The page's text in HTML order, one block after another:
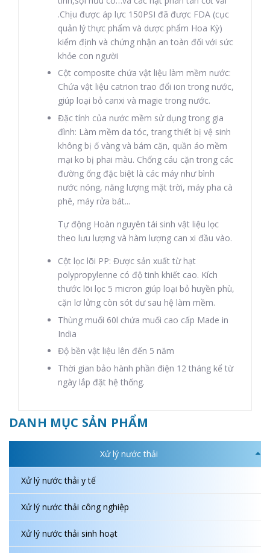
.Chịu được áp lực 150PSI đã được FDA (cục
quản lý thực phẩm và dược phẩm Hoa Kỳ)
kiểm định và chứng nhận an toàn đối với sức
khỏe con người
Cột composite chứa vật liệu làm mềm nước:
Chứa vật liệu catrion trao đổi ion trong nước,
giúp loại bỏ canxi và magie trong nước.
Đặc tính của nước mềm sử dụng trong gia
đình: Làm mềm da tóc, trang thiết bị vệ sinh
không bị ố vàng và bám cặn, quần áo mềm
mại ko bị phai màu. Chống cáu cặn trong các
đường ống đặc biệt là các máy như bình
nước nóng, năng lượng mặt trời, máy pha cà
phê, máy rửa bát...
Tự động Hoàn nguyên tái sinh vật liệu lọc
theo lưu lượng và hàm lượng can xi đầu vào.
Cột lọc lõi PP: Được sản xuất từ hạt
polypropylenne có độ tinh khiết cao. Kích
thước lõi lọc 5 micron giúp loại bỏ huyền phù,
cặn lơ lửng còn sót dư sau hệ làm mềm.
Thùng muối 60l chứa muối cao cấp Made in
India
Độ bền vật liệu lên đến 5 năm
Thời gian bảo hành phần điện 12 tháng kể từ
ngày lắp đặt hệ thống.
DANH MỤC SẢN PHẨM
Xử lý nước thải
Xử lý nước thải y tế
Xử lý nước thải công nghiệp
Xử lý nước thải sinh hoạt